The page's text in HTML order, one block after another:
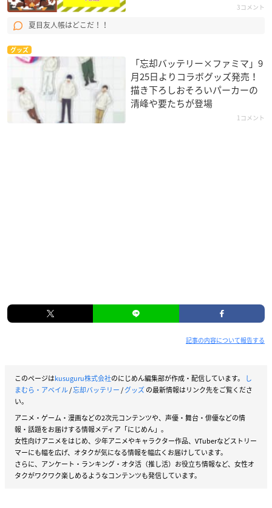
3コメント
夏目友人帳はどこだ！！
グッズ
「忘却バッテリー×ファミマ」9
月25日よりコラボグッズ発売！
描き下ろしおそろいパーカーの
清峰や要たちが登場
1コメント
記事の内容について報告する
このページはkusuguru株式会社のにじめん編集部が作成・配信しています。
し
まむら・アベイル/忘却バッテリー/グッズの最新情報はリンク先をご覧くださ
い。
アニメ・ゲーム・漫画などの2次元コンテンツや、声優・舞台・俳優などの情
報・話題をお届けする情報メディア「にじめん」。
女性向けアニメをはじめ、少年アニメやキャラクター作品、VTuberなどストリー
マーにも幅を広げ、オタクが気になる情報を幅広くお届けしています。
さらに、アンケート・ランキング・オタ活（推し活）お役立ち情報など、女性オ
タクがワクワク楽しめるようなコンテンツも発信しています。